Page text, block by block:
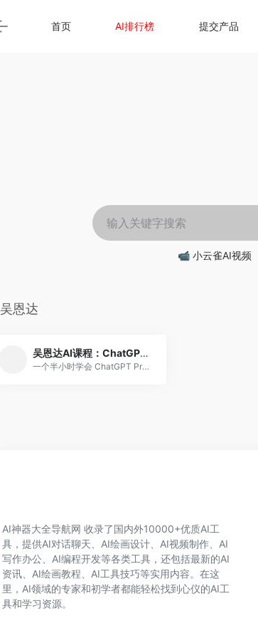
首页 AI排行榜 提交产品
📹 小云雀AI视频
吴恩达
吴恩达AI课程：ChatGPT Prompt Engineering
一个半小时学会 ChatGPT Prompt 工程
AI神器大全导航网 收录了国内外10000+优质AI工
具，提供AI对话聊天、AI绘画设计、AI视频制作、AI
写作办公、AI编程开发等各类工具，还包括最新的AI
资讯、AI绘画教程、AI工具技巧等实用内容。在这
里，AI领域的专家和初学者都能轻松找到心仪的AI工
具和学习资源。